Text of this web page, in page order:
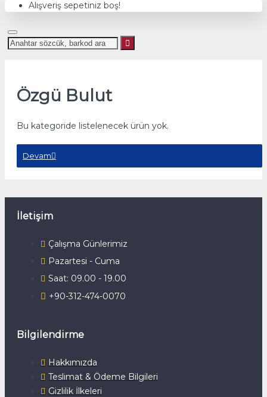
Alışveriş sepetiniz boş!
Özgü Bulut
Bu kategoride listelenecek ürün yok.
Devam
İletişim
Çalışma Günlerimiz
Pazartesi - Cuma
Saat: 09.00 - 19.00
+90-312-474-0070
Bilgilendirme
Hakkımızda
Teslimat & Ödeme Bilgileri
Gizlilik İlkeleri